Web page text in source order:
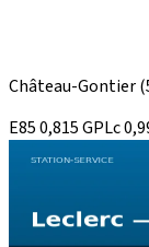
Château-Gontier
E850,815GPLc